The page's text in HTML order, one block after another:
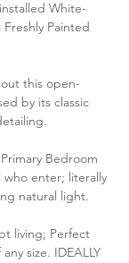
White-
Painted
this open-
by its classic
Bedroom
enter; literally
natural light.
living; Perfect
size. IDEALLY